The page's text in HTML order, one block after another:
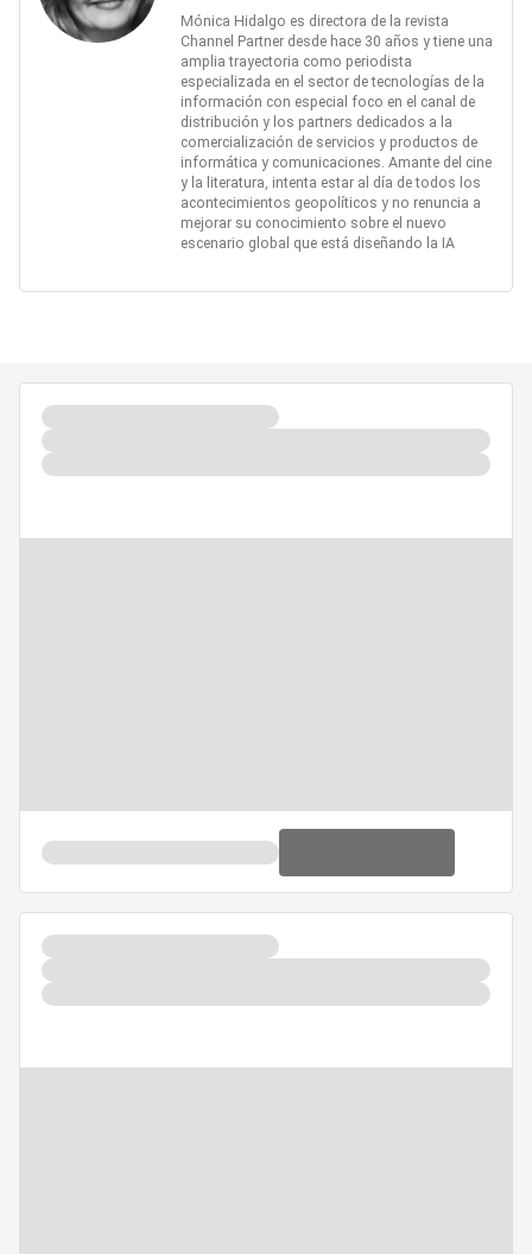
Mónica Hidalgo es directora de la revista
Channel Partner desde hace 30 años y tiene una
amplia trayectoria como periodista
especializada en el sector de tecnologías de la
información con especial foco en el canal de
distribución y los partners dedicados a la
comercialización de servicios y productos de
informática y comunicaciones. Amante del cine
y la literatura, intenta estar al día de todos los
acontecimientos geopolíticos y no renuncia a
mejorar su conocimiento sobre el nuevo
escenario global que está diseñando la IA